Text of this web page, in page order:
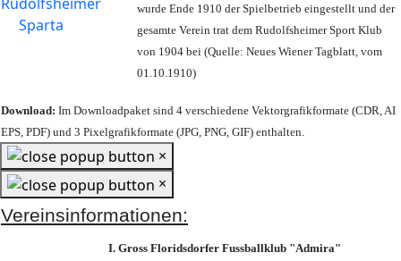
wurde Ende 1910 der Spielbetrieb eingestellt und der
gesamte Verein trat dem Rudolfsheimer Sport Klub
von 1904 bei (Quelle: Neues Wiener Tagblatt, vom
01.10.1910)
Download: Im Downloadpaket sind 4 verschiedene Vektorgrafikformate (CDR, AI
EPS, PDF) und 3 Pixelgrafikformate (JPG, PNG, GIF) enthalten.
×
×
Vereinsinformationen:
I. Gross Floridsdorfer Fussballklub "Admira"